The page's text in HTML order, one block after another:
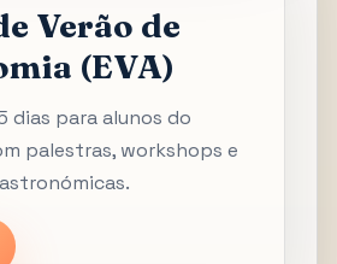
Verão de
(EVA)
dias para alunos do
palestras, workshops e